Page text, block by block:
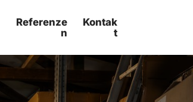
Referenze
n
Kontak
t